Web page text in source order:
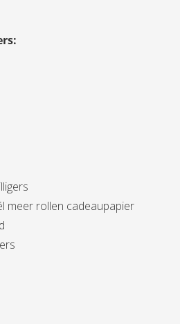
meer rollen cadeaupapier